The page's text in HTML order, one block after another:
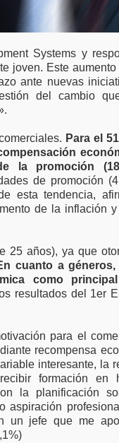
Systems y
joven. Este
ante nuevas
del cambio
Para el
la promoción
de promoción
esta tendencia,
de la inflación
25 años), ya que
cuanto a
como
resultados del 1er
para el
recompensa
interesante, la
formación en
la planificación
aspiración
un jefe que me